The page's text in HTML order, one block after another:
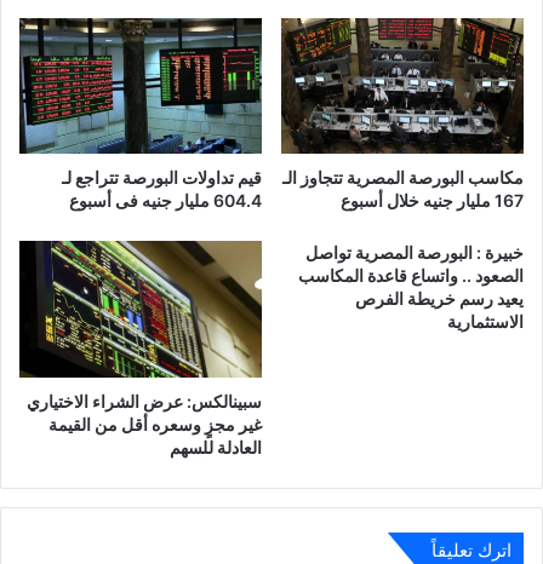
مكاسب البورصة المصرية تتجاوز الـ
167 مليار جنيه خلال أسبوع
قيم تداولات البورصة تتراجع لـ
604.4 مليار جنيه فى أسبوع
خبيرة : البورصة المصرية تواصل
الصعود .. واتساع قاعدة المكاسب
يعيد رسم خريطة الفرص
الاستثمارية
سبينالكس: عرض الشراء الاختياري
غير مجزٍ وسعره أقل من القيمة
العادلة للسهم
اترك تعليقاً